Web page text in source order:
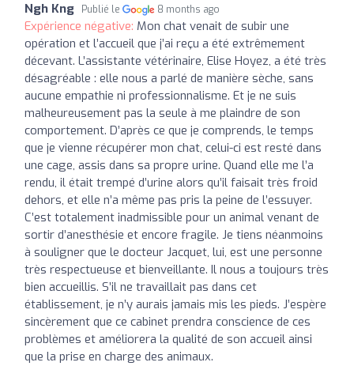
Ngh Kng Publié le 8 months ago
Expérience négative: Mon chat venait de subir une
opération et l’accueil que j’ai reçu a été extrêmement
décevant. L’assistante vétérinaire, Elise Hoyez, a été très
désagréable : elle nous a parlé de manière sèche, sans
aucune empathie ni professionnalisme. Et je ne suis
malheureusement pas la seule à me plaindre de son
comportement. D’après ce que je comprends, le temps
que je vienne récupérer mon chat, celui-ci est resté dans
une cage, assis dans sa propre urine. Quand elle me l’a
rendu, il était trempé d’urine alors qu’il faisait très froid
dehors, et elle n’a même pas pris la peine de l’essuyer.
C’est totalement inadmissible pour un animal venant de
sortir d’anesthésie et encore fragile. Je tiens néanmoins
à souligner que le docteur Jacquet, lui, est une personne
très respectueuse et bienveillante. Il nous a toujours très
bien accueillis. S’il ne travaillait pas dans cet
établissement, je n’y aurais jamais mis les pieds. J’espère
sincèrement que ce cabinet prendra conscience de ces
problèmes et améliorera la qualité de son accueil ainsi
que la prise en charge des animaux.